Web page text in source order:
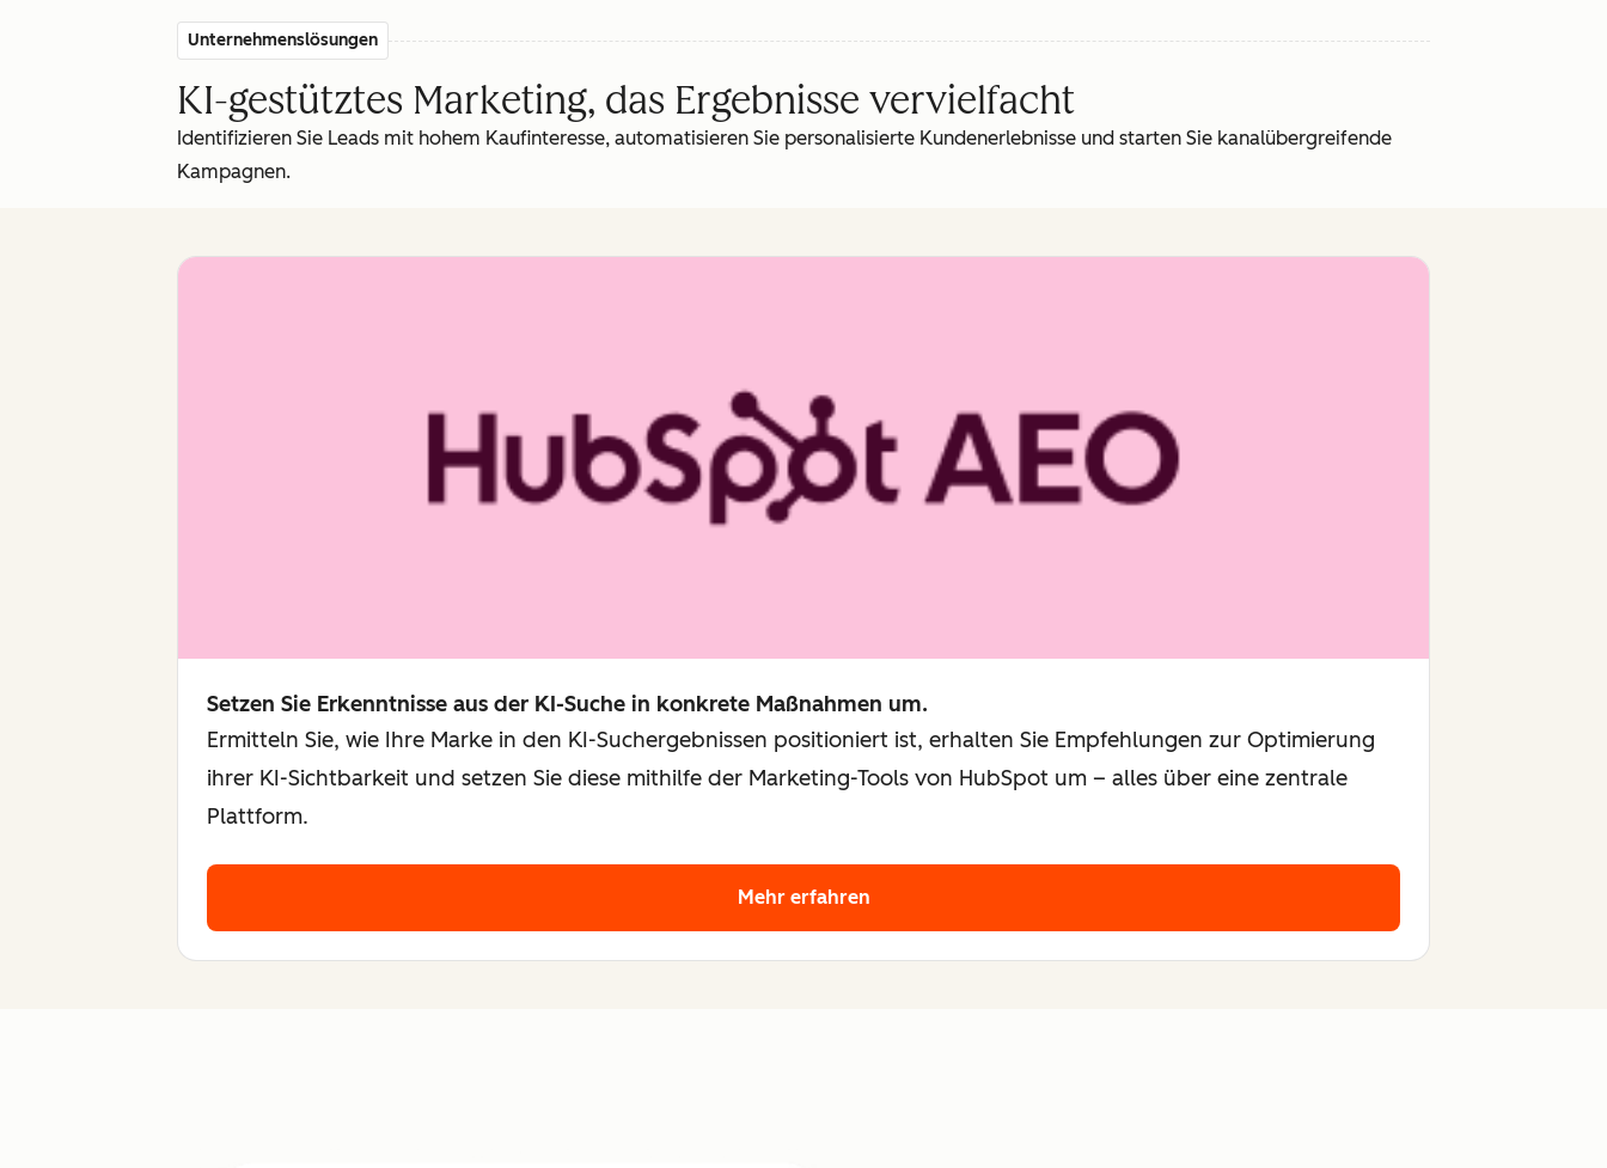
Unternehmenslösungen
KI-gestütztes Marketing, das Ergebnisse vervielfacht
Identifizieren Sie Leads mit hohem Kaufinteresse, automatisieren Sie personalisierte Kundenerlebnisse und starten Sie kanalübergreifende
Kampagnen.
Setzen Sie Erkenntnisse aus der KI-Suche in konkrete Maßnahmen um.
Ermitteln Sie, wie Ihre Marke in den KI-Suchergebnissen positioniert ist, erhalten Sie Empfehlungen zur Optimierung
ihrer KI-Sichtbarkeit und setzen Sie diese mithilfe der Marketing-Tools von HubSpot um – alles über eine zentrale
Plattform.
Mehr erfahren